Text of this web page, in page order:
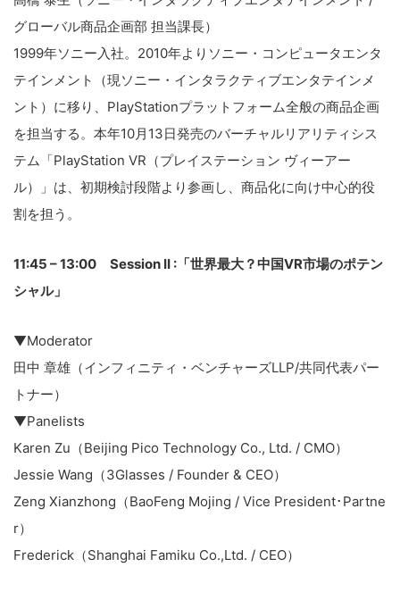
グローバル商品企画部 担当課長）
1999年ソニー入社。2010年よりソニー・コンピュータエンタ
テインメント（現ソニー・インタラクティブエンタテインメ
ント）に移り、PlayStationプラットフォーム全般の商品企画
を担当する。本年10月13日発売のバーチャルリアリティシス
テム「PlayStation VR（プレイステーション ヴィーアー
ル）」は、初期検討段階より参画し、商品化に向け中心的役
割を担う。
11:45 – 13:00 Session II :「世界最大？中国VR市場のポテン
シャル」
▼Moderator
田中 章雄（インフィニティ・ベンチャーズLLP/共同代表パー
トナー）
▼Panelists
Karen Zu（Beijing Pico Technology Co., Ltd. / CMO）
Jessie Wang（3Glasses / Founder & CEO）
Zeng Xianzhong（BaoFeng Mojing / Vice President･Partne
r）
Frederick（Shanghai Famiku Co.,Ltd. / CEO）